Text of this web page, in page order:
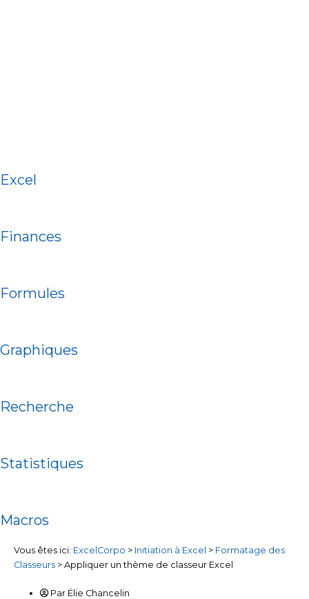
Excel
Finances
Formules
Graphiques
Recherche
Statistiques
Macros
Vous êtes ici: ExcelCorpo > Initiation à Excel > Formatage des
Classeurs > Appliquer un thème de classeur Excel
Par Élie Chancelin